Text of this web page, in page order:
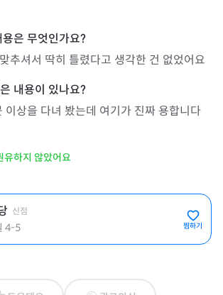
추셔서 딱히 틀렸다고 생각한 건 없었어요
이상을 다녀 봤는데 여기가 진짜 용합니다
하지 않았어요
신점
4-5 찜하기